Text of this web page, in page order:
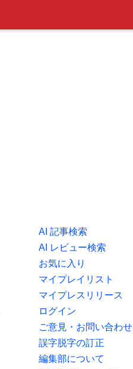
AI 記事検索
AI レビュー検索
お気に入り
マイプレイリスト
マイプレスリリース
ログイン
ご意見・お問い合わせ
誤字脱字の訂正
編集部について